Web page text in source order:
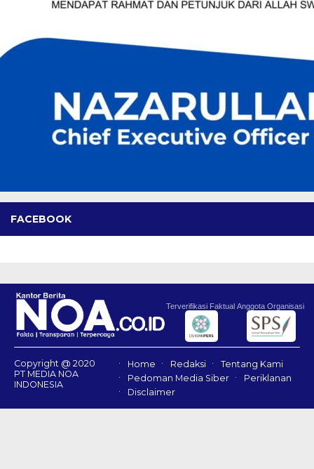
FACEBOOK
Terverifikasi Faktual Anggota Organisasi
Copyright @ 2020
PT MEDIA NOA
INDONESIA
Home Redaksi
Tentang Kami
Pedoman Media Siber
Periklanan
Disclaimer